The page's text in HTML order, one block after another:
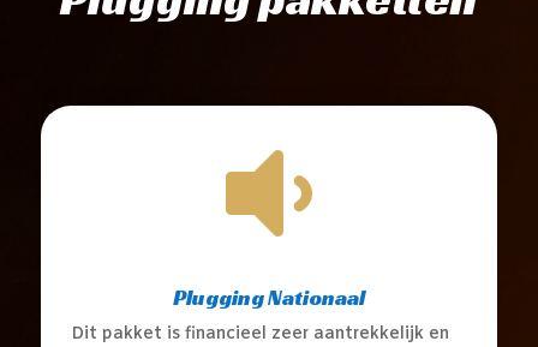

Plugging Nationaal
Dit pakket is financieel zeer aantrekkelijk en